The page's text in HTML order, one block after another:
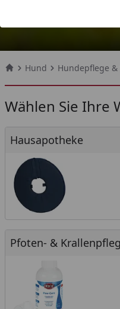
Hund Hundepflege &
Wählen Sie Ihre
Hausapotheke
Hausapotheke
Pfoten- & Krallenpflege
Pfoten- &